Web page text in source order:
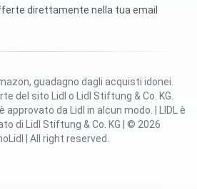
direttamente nella tua email
del sito Lidl o Lidl Stiftung & Co. KG.
approvato da Lidl in alcun modo. | LIDL è
di Lidl Stiftung & Co. KG | © 2026
| All right reserved.
guadagno dagli acquisti idonei.